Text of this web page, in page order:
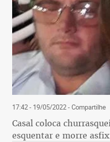
17:42 - 19/05/2022- Compartilhe
Casal coloca
esquentar e morre